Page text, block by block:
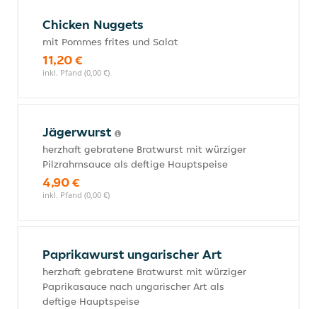
Chicken Nuggets
mit Pommes frites und Salat
11,20 €
inkl. Pfand (0,00 €)
Jägerwurst
herzhaft gebratene Bratwurst mit würziger
Pilzrahmsauce als deftige Hauptspeise
4,90 €
inkl. Pfand (0,00 €)
Paprikawurst ungarischer Art
herzhaft gebratene Bratwurst mit würziger
Paprikasauce nach ungarischer Art als
deftige Hauptspeise